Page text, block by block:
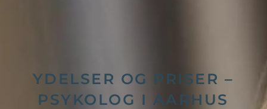
YDELSER OG PRISER –
PSYKOLOG I AARHUS